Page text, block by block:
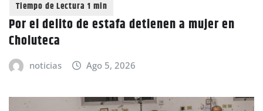
Por el delito de estafa detienen a mujer en
Choluteca
noticias Ago 5, 2026